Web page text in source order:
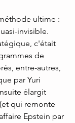
ultime :
invisible.
c'était
de
entre-autres,
par Yuri
élargit
qui remonte
Epstein par